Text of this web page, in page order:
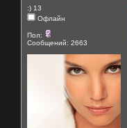
:) 13
Офлайн
Пол:
Сообщений: 2663